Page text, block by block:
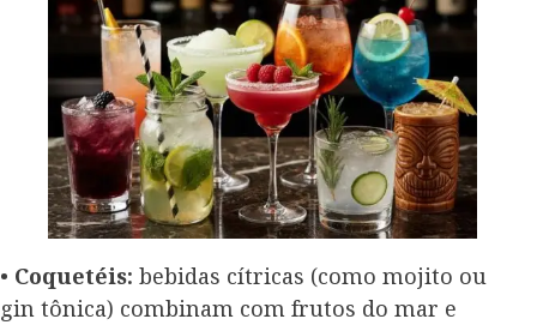
• Coquetéis: bebidas cítricas (como mojito ou
gin tônica) combinam com frutos do mar e